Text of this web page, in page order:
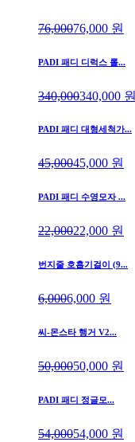
76,00076,000 원
PADI 패디 디럭스 롤...
340,000340,000 원
PADI 패디 대형세척가...
45,00045,000 원
PADI 패디 수영모자 ...
22,00022,000 원
번지줄 호흡기걸이 (9...
6,0006,000 원
씨-몬스타 행거 V2...
50,00050,000 원
PADI 패디 정글모...
54,00054,000 원